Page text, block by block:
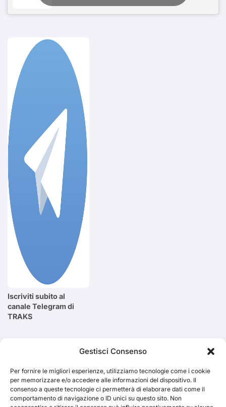
Gestisci Consenso
Per fornire le migliori esperienze, utilizziamo tecnologie come i cookie
per memorizzare e/o accedere alle informazioni del dispositivo. Il
consenso a queste tecnologie ci permetterà di elaborare dati come il
comportamento di navigazione o ID unici su questo sito. Non
Iscriviti subito al
canale Telegram di
TRAKS
Cerca